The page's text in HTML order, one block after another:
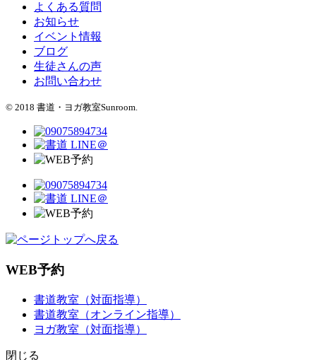
よくある質問
お知らせ
イベント情報
ブログ
生徒さんの声
お問い合わせ
© 2018 書道・ヨガ教室Sunroom.
WEB予約
書道教室（対面指導）
書道教室（オンライン指導）
ヨガ教室（対面指導）
閉じる